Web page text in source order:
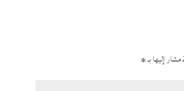
مشار إليها بـ*